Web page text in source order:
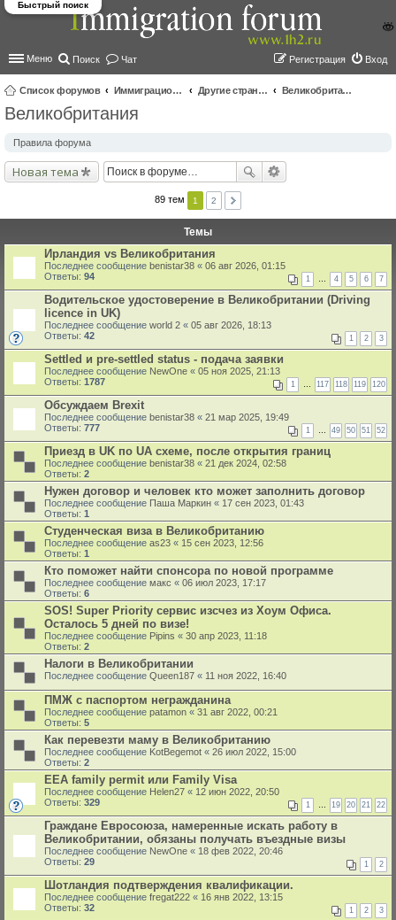
Меню Поиск Чат Вход
Регистрация
Список форумов Иммиграционные форумы | Immigration forums Другие страны и вопросы Шенгена
Великобритания
Быстрый поиск
Великобритания
Правила форума
Новая тема
89 тем 1 2
Темы
Ирландия vs Великобритания
Последнее сообщение benistar38 « 06 авг 2026, 01:15
Ответы: 94 1 … 4 5 6 7
Водительское удостоверение в Великобритании (Driving
licence in UK)
Последнее сообщение world 2 « 05 авг 2026, 18:13
Ответы: 42 1 2 3
Settled и pre-settled status - подача заявки
Последнее сообщение NewOne « 05 ноя 2025, 21:13
Ответы: 1787 1 … 117 118 119 120
Обсуждаем Brexit
Последнее сообщение benistar38 « 21 мар 2025, 19:49
Ответы: 777 1 … 49 50 51 52
Приезд в UK по UA схеме, после открытия границ
Последнее сообщение benistar38 « 21 дек 2024, 02:58
Ответы: 2
Нужен договор и человек кто может заполнить договор
Последнее сообщение Паша Маркин « 17 сен 2023, 01:43
Ответы: 1
Студенческая виза в Великобританию
Последнее сообщение as23 « 15 сен 2023, 12:56
Ответы: 1
Кто поможет найти спонсора по новой программе
Последнее сообщение макс « 06 июл 2023, 17:17
Ответы: 6
SOS! Super Priority сервис изсчез из Хоум Офиса.
Осталось 5 дней по визе!
Последнее сообщение Pipins « 30 апр 2023, 11:18
Ответы: 2
Налоги в Великобритании
Последнее сообщение Queen187 « 11 ноя 2022, 16:40
ПМЖ с паспортом негражданина
Последнее сообщение patamon « 31 авг 2022, 00:21
Ответы: 5
Как перевезти маму в Великобританию
Последнее сообщение KotBegemot « 26 июл 2022, 15:00
Ответы: 2
EEA family permit или Family Visa
Последнее сообщение Helen27 « 12 июн 2022, 20:50
Ответы: 329 1 … 19 20 21 22
Граждане Евросоюза, намеренные искать работу в
Великобритании, обязаны получать въездные визы
Последнее сообщение NewOne « 18 фев 2022, 20:46
Ответы: 29 1 2
Шотландия подтверждения квалификации.
Последнее сообщение fregat222 « 16 янв 2022, 13:15
Ответы: 32 1 2 3